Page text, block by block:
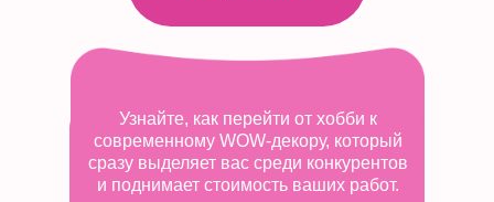
Узнайте, как перейти от хобби к
современному WOW-декору, который
сразу выделяет вас среди конкурентов
и поднимает стоимость ваших работ.